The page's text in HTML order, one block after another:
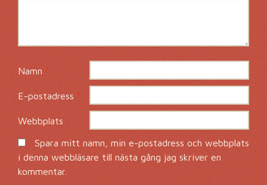
Namn*
E-postadress *
Webbplats
Spara mitt namn, min e-postadress och webbplats
i denna webbläsare till nästa gång jag skriver en
kommentar.